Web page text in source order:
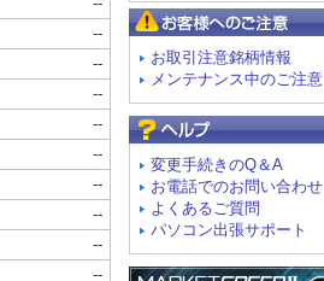
お取引注意銘柄情報
メンテナンス中のご注意
変更手続きのQ＆A
お電話でのお問い合わせ
よくあるご質問
パソコン出張サポート